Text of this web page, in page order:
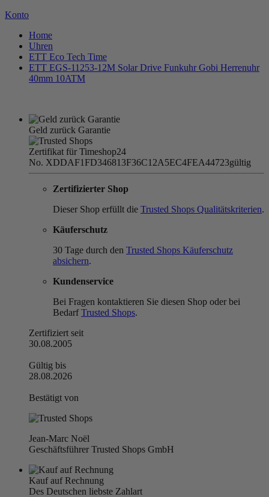
Konto
Home
Uhren
ETT Eco Tech Time
ETT EGS-11253-12M Solar Drive Funkuhr Gobi Herrenuhr
40mm 10ATM
Geld zurück Garantie
Zertifikat für Timeshop24
No. XDDAF1FD346813F36C12A5EC4FEA44723gültig
Zertifizierter Shop
Dieser Shop erfüllt die Trusted Shops Qualitätskriterien.
Käuferschutz
30 Tage durch den Trusted Shops Käuferschutz
absichern.
Kundenservice
Bei Fragen kontaktieren Sie diesen Shop oder bei
BedarfTrusted Shops.
Zertifiziert seit
30.08.2005
Gültig bis
28.08.2026
Bestätigt von
Jean-Marc Noël
Geschäftsführer Trusted Shops GmbH
Kauf auf Rechnung
Des Deutschen liebste Zahlart